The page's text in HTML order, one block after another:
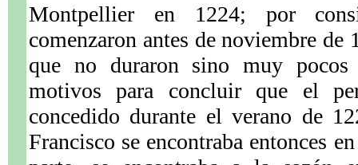
Montpellier en 1224; por
comenzaron antes de noviembre de
que no duraron sino muy pocos
motivos para concluir que el
concedido durante el verano de
Francisco se encontraba entonces